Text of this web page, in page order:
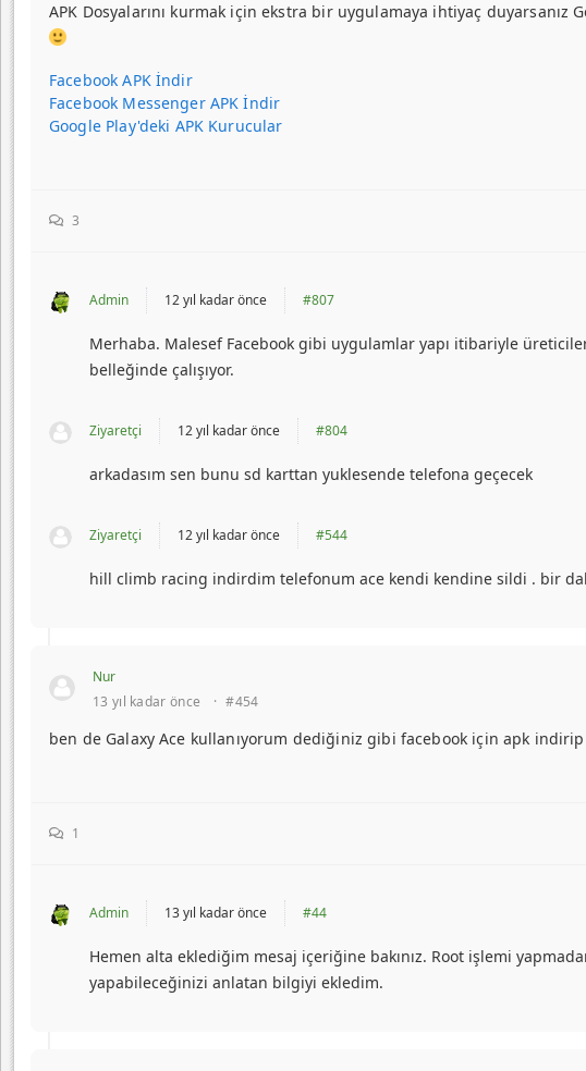
APK Dosyalarını kurmak için ekstra bir uygulamaya ihtiyaç
Facebook APK İndir
Facebook Messenger APK İndir
Google Play'deki APK Kurucular
3
Admin 12 yıl kadar önce #807
Merhaba. Malesef Facebook gibi uygulamlar yapı itibariyle
belleğinde çalışıyor.
Ziyaretçi 12 yıl kadar önce #804
arkadasım sen bunu sd karttan yuklesende telefona geçecek
Ziyaretçi 12 yıl kadar önce #544
hill climb racing indirdim telefonum ace kendi kendine sildi . bir
Nur
13 yıl kadar önce
· #454
ben de Galaxy Ace kullanıyorum dediğiniz gibi facebook için apk
1
Admin 13 yıl kadar önce #44
Hemen alta eklediğim mesaj içeriğine bakınız. Root işlemi
yapabileceğinizi anlatan bilgiyi ekledim.